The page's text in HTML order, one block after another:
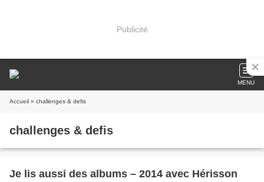
Publicité
MENU
Accueil » challenges & defis
challenges & defis
Je lis aussi des albums – 2014 avec Hérisson